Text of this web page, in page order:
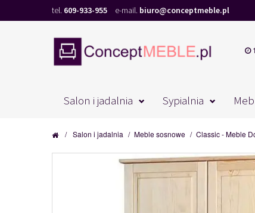
tel. 609-933-955 e-mail. biuro@conceptmeble.pl
Salon i jadalnia Sypialnia
/ Salon i jadalnia / Meble sosnowe / Classic - Meble